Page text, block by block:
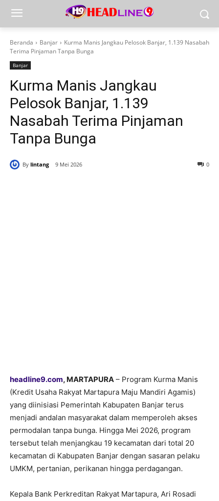
Beranda Banjar
Kurma Manis Jangkau Pelosok Banjar, 1.139 Nasabah
Terima Pinjaman Tanpa Bunga
Banjar
Kurma Manis Jangkau
Pelosok Banjar, 1.139
Nasabah Terima Pinjaman
Tanpa Bunga
By lintang 9 Mei 2026 0
headline9.com, MARTAPURA – Program Kurma Manis
(Kredit Usaha Rakyat Martapura Maju Mandiri Agamis)
yang diinisiasi Pemerintah Kabupaten Banjar terus
menjadi andalan masyarakat dalam memperoleh akses
permodalan tanpa bunga. Hingga Mei 2026, program
tersebut telah menjangkau 19 kecamatan dari total 20
kecamatan di Kabupaten Banjar dengan sasaran pelaku
UMKM, pertanian, perikanan hingga perdagangan.
Kepala Bank Perkreditan Rakyat Martapura, Ari Rosadi